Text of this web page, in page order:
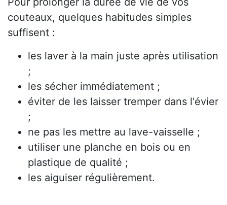
couteaux, quelques habitudes simples
suffisent :
les laver à la main juste après utilisation
;
les sécher immédiatement ;
éviter de les laisser tremper dans l'évier
;
ne pas les mettre au lave-vaisselle ;
utiliser une planche en bois ou en
plastique de qualité ;
les aiguiser régulièrement.